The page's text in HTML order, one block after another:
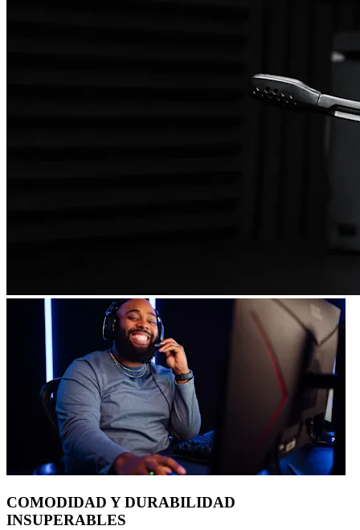
COMODIDAD Y DURABILIDAD
INSUPERABLES